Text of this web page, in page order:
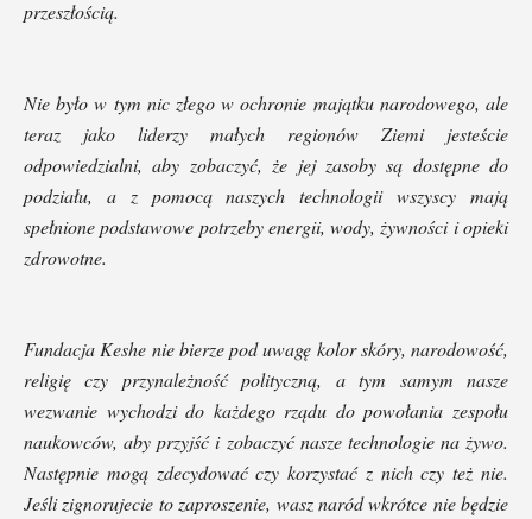
przeszłością.
Nie było w tym nic złego w ochronie majątku narodowego, ale
teraz jako liderzy małych regionów Ziemi jesteście
odpowiedzialni, aby zobaczyć, że jej zasoby są dostępne do
podziału, a z pomocą naszych technologii wszyscy mają
spełnione podstawowe potrzeby energii, wody, żywności i opieki
zdrowotne.
Fundacja Keshe nie bierze pod uwagę kolor skóry, narodowość,
religię czy przynależność polityczną, a tym samym nasze
wezwanie wychodzi do każdego rządu do powołania zespołu
naukowców, aby przyjść i zobaczyć nasze technologie na żywo.
Następnie mogą zdecydować czy korzystać z nich czy też nie.
Jeśli zignorujecie to zaproszenie, wasz naród wkrótce nie będzie